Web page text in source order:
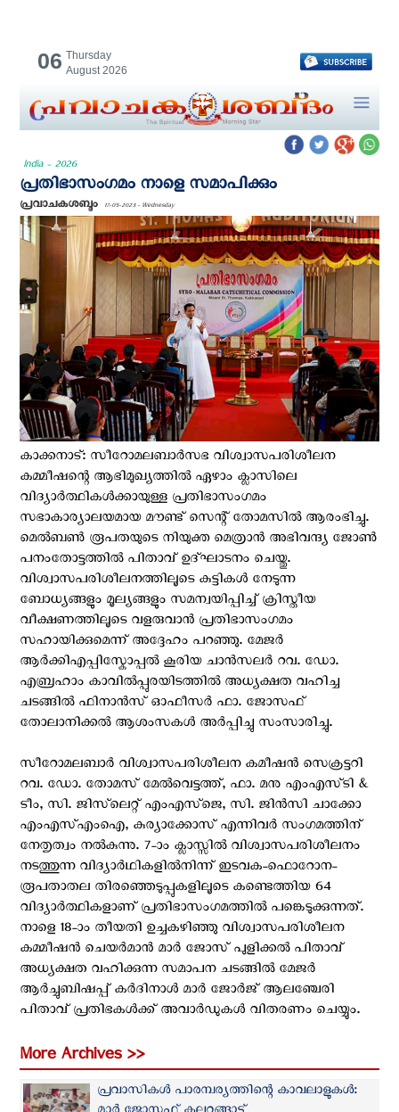
06 Thursday
August 2026
India - 2026
പ്രതിഭാസംഗമം നാളെ സമാപിക്കും
പ്രവാചകശബ്ദം 17-05-2023 - Wednesday
കാക്കനാട്: സീറോമലബാർസഭ വിശ്വാസപരിശീലന
കമ്മീഷന്റെ ആഭിമുഖ്യത്തിൽ ഏഴാം ക്ലാസിലെ
വിദ്യാർത്ഥികൾക്കായുള്ള പ്രതിഭാസംഗമം
സഭാകാര്യാലയമായ മൗണ്ട് സെന്റ് തോമസിൽ ആരംഭിച്ചു.
മെൽബൺ രൂപതയുടെ നിയുക്ത മെത്രാൻ അഭിവന്ദ്യ ജോൺ
പനംതോട്ടത്തിൽ പിതാവ് ഉദ്ഘാട​‍നം ചെയ്തു.
വിശ്വാസപരിശീലനത്തിലൂടെ കുട്ടികൾ നേടുന്ന
ബോധ്യങ്ങളും മൂല്യങ്ങളും സമന്വയിപ്പിച്ച് ക്രിസ്തീയ
വീക്ഷണത്തിലൂടെ വളരുവാൻ പ്രതിഭാസംഗമം
സഹായിക്കുമെന്ന് അദ്ദേഹം പറഞ്ഞു. മേജർ
ആർക്കിഎപ്പിസ്കോപ്പൽ കൂരിയ ചാൻസലർ റവ. ഡോ.
എബ്രഹാം കാവിൽപ്പുരയിടത്തിൽ അധ്യക്ഷത വഹിച്ച
ചടങ്ങിൽ ഫിനാൻസ് ഓഫീസർ ഫാ. ജോസഫ്
തോലാനിക്കൽ ആശംസകൾ അർപ്പിച്ചു സംസാരിച്ചു.
സീറോമലബാർ വിശ്വാസപരിശീലന കമീഷൻ സെക്രട്ടറി
റവ. ഡോ. തോമസ് മേൽവെട്ടത്ത്, ഫാ. മനു എം‌എസ്‌ടി &
ടീം, സി. ജിസ്‌ലെറ്റ് എം‌എസ്‌ജെ, സി. ജിൻസി ചാക്കോ
എം‌എസ്‌എം‌ഐ, കുര്യാക്കോസ് എന്നിവർ സംഗമത്തിന്
നേതൃത്വം നൽകുന്നു. 7-ാം ക്ലാസ്സിൽ വിശ്വാസപരിശീലനം
നടത്തുന്ന വിദ്യാർഥികളിൽനിന്ന് ഇടവക-ഫൊറോന-
രൂപതാതല തിരഞ്ഞെടുപ്പുകളിലൂടെ കണ്ടെത്തിയ 64
വിദ്യാർത്ഥികളാണ് പ്രതിഭാസംഗമത്തിൽ പങ്കെടുക്കുന്നത്.
നാളെ 18-ാം തീയതി ഉച്ചകഴിഞ്ഞു വിശ്വാസപരിശീലന
കമ്മീഷൻ ചെയർമാൻ മാർ ജോസ് പുളിക്കൽ പിതാവ്
അധ്യക്ഷത വഹിക്കുന്ന സമാപന ചടങ്ങിൽ മേജർ
ആർച്ചുബിഷപ്പ് കർദിനാൾ മാർ ജോർജ് ആലഞ്ചേരി
പിതാവ് പ്രതിഭകൾക്ക് അവാർഡുകൾ വിതരണം ചെയ്യും.
More Archives >>
പ്രവാസികൾ പാരമ്പര്യത്തിന്റെ കാവലാളുകൾ: